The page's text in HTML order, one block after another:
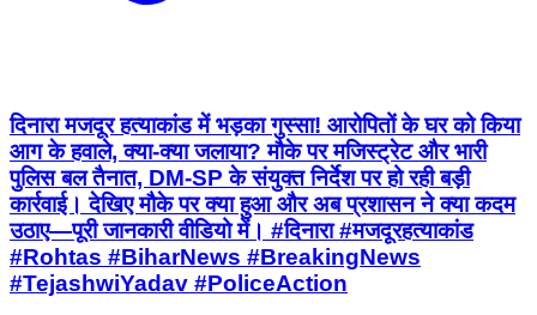
दिनारा मजदूर हत्याकांड में भड़का गुस्सा! आरोपितों के घर को किया
आग के हवाले, क्या-क्या जलाया? मौके पर मजिस्ट्रेट और भारी
पुलिस बल तैनात, DM-SP के संयुक्त निर्देश पर हो रही बड़ी
कार्रवाई। देखिए मौके पर क्या हुआ और अब प्रशासन ने क्या कदम
उठाए—पूरी जानकारी वीडियो में। #दिनारा #मजदूरहत्याकांड
#Rohtas #BiharNews #BreakingNews
#TejashwiYadav #PoliceAction